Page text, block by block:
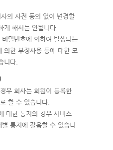
의 사전 동의 없이 변경할
게 해서는 안됩니다.
밀번호에 의하여 발생되는
의한 부정사용 등에 대한 모
니다.
우 회사는 회원이 등록한
할 수 있습니다.
대한 통지의 경우 서비스
통지에 갈음할 수 있습니